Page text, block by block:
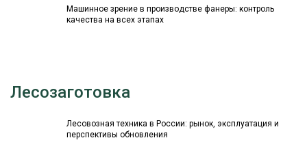
Машинное зрение в производстве фанеры: контроль
качества на всех этапах
Лесозаготовка
Лесовозная техника в России: рынок, эксплуатация и
перспективы обновления